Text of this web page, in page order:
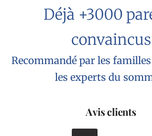
Déjà +3000
convaincus
Recommandé par les
les experts du
Avis clients